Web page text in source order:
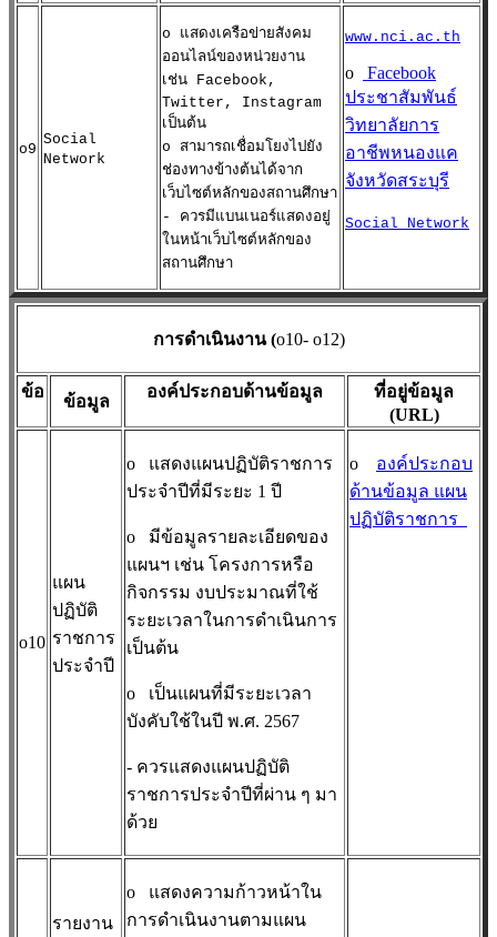
o9
Social
Network
o แสดงเครือข่ายสังคม
ออนไลน์ของหน่วยงาน
เช่น Facebook,
Twitter, Instagram
เป็นต้น
o สามารถเชื่อมโยงไปยัง
ช่องทางข้างต้นได้จาก
เว็บไซต์หลักของสถานศึกษา
- ควรมีแบนเนอร์แสดงอยู่
ในหน้าเว็บไซต์หลักของ
สถานศึกษา
www.nci.ac.th
o
Facebook
ประชาสัมพันธ์
วิทยาลัยการ
อาชีพหนองแค
จังหวัดสระบุรี
Social Network
การดำเนินงาน (o10- o12)
ข้อ
ข้อมูล
องค์ประกอบด้านข้อมูล
ที่อยู่ข้อมูล
(URL)
o10
แผน
ปฏิบัติ
ราชการ
ประจำปี
o แสดงแผนปฏิบัติราชการ
ประจำปีที่มีระยะ 1 ปี
o มีข้อมูลรายละเอียดของ
แผนฯ เช่น โครงการหรือ
กิจกรรม งบประมาณที่ใช้
ระยะเวลาในการดำเนินการ
เป็นต้น
o เป็นแผนที่มีระยะเวลา
บังคับใช้ในปี พ.ศ. 2567
- ควรแสดงแผนปฏิบัติ
ราชการประจำปีที่ผ่าน ๆ มา
ด้วย
o องค์ประกอบ
ด้านข้อมูล แผน
ปฏิบัติราชการ
รายงาน
o แสดงความก้าวหน้าใน
การดำเนินงานตามแผน